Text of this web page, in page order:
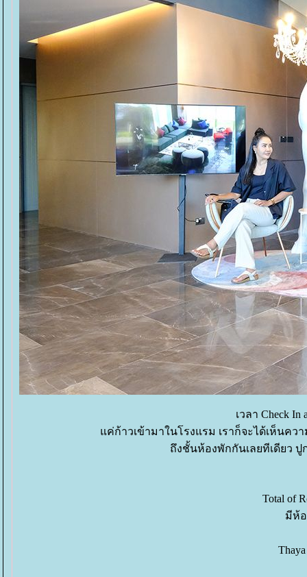
เวลา Check In
ค่ก้าวเข้ามาในโรงแรม เราก็จะได้เห็นควา
ถึงชั้นห้องพักกันเลยทีเดียว
Total of
มีห้